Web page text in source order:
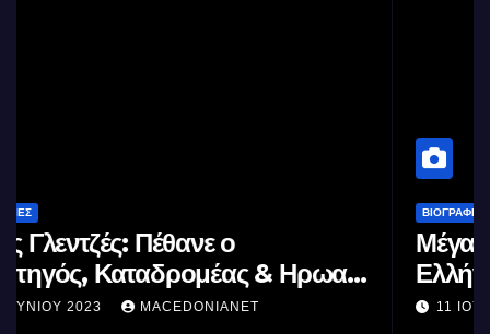
Μέγας Αλέξανδρος: Ο μέγιστος των
Ελλήνων
11 ΙΟΥΝΊΟΥ 2023 MACEDONIANET